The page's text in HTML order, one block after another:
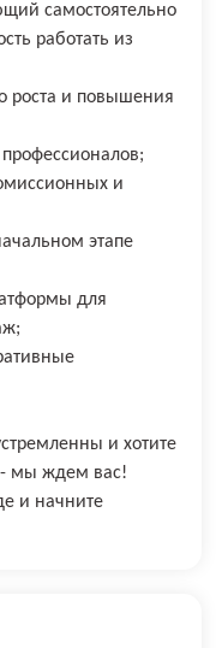
самостоятельно
работать из
роста и повышения
и
этапе
для
и хотите
- мы ждем вас!
и начните